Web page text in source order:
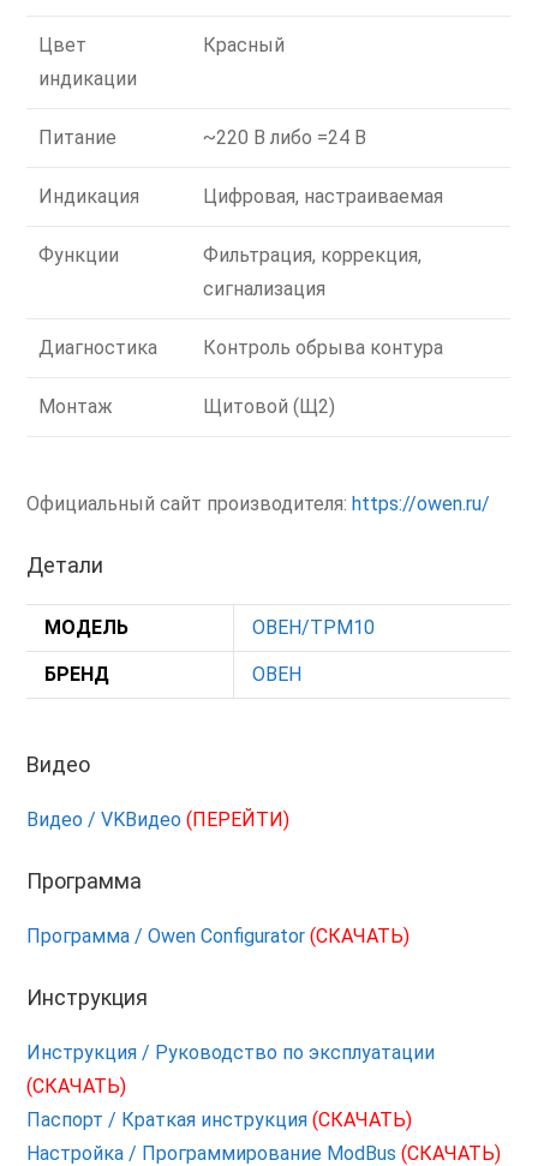
Цвет
индикации
Красный
Питание ~220 В либо =24 В
Индикация Цифровая, настраиваемая
Функции
Фильтрация, коррекция,
сигнализация
Диагностика Контроль обрыва контура
Монтаж Щитовой (Щ2)
Официальный сайт производителя:https://owen.ru/
Детали
МОДЕЛЬ ОВЕН/ТРМ10
БРЕНД ОВЕН
Видео
Видео / VKВидео(ПЕРЕЙТИ)
Программа
Программа / Owen Configurator (СКАЧАТЬ)
Инструкция
Инструкция / Руководство по эксплуатации
(СКАЧАТЬ)
Паспорт / Краткая инструкция(СКАЧАТЬ)
Настройка / Программирование ModBus(СКАЧАТЬ)